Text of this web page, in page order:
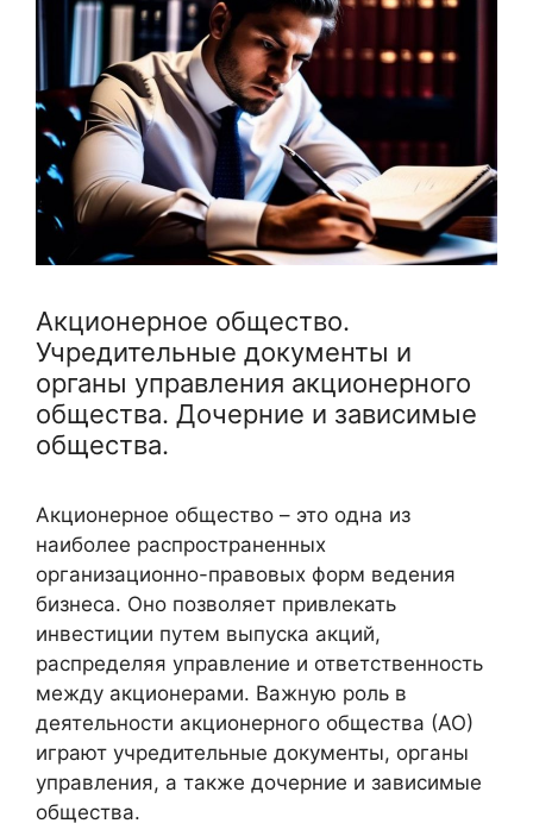
Акционерное общество.
Учредительные документы и
органы управления акционерного
общества. Дочерние и зависимые
общества.
Акционерное общество – это одна из
наиболее распространенных
организационно-правовых форм ведения
бизнеса. Оно позволяет привлекать
инвестиции путем выпуска акций,
распределяя управление и ответственность
между акционерами. Важную роль в
деятельности акционерного общества (АО)
играют учредительные документы, органы
управления, а также дочерние и зависимые
общества.